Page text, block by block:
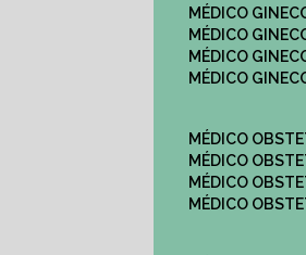
MÉDICO
MÉDICO
MÉDICO
MÉDICO
MÉDICO
MÉDICO
MÉDICO
MÉDICO